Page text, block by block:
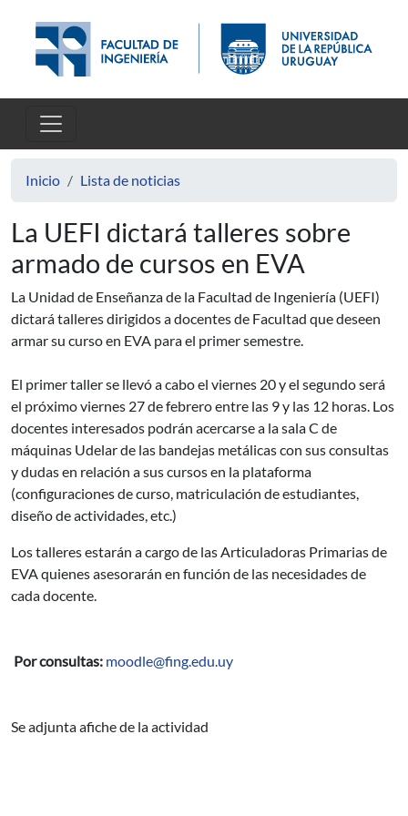
Inicio Lista de noticias
La UEFI dictará talleres sobre
armado de cursos en EVA
La Unidad de Enseñanza de la Facultad de Ingeniería (UEFI)
dictará talleres dirigidos a docentes de Facultad que deseen
armar su curso en EVA para el primer semestre.
El primer taller se llevó a cabo el viernes 20 y el segundo será
el próximo viernes 27 de febrero entre las 9 y las 12 horas. Los
docentes interesados podrán acercarse a la sala C de
máquinas Udelar de las bandejas metálicas con sus consultas
y dudas en relación a sus cursos en la plataforma
(configuraciones de curso, matriculación de estudiantes,
diseño de actividades, etc.)
Los talleres estarán a cargo de las Articuladoras Primarias de
EVA quienes asesorarán en función de las necesidades de
cada docente.
Por consultas: moodle@fing.edu.uy
Se adjunta afiche de la actividad